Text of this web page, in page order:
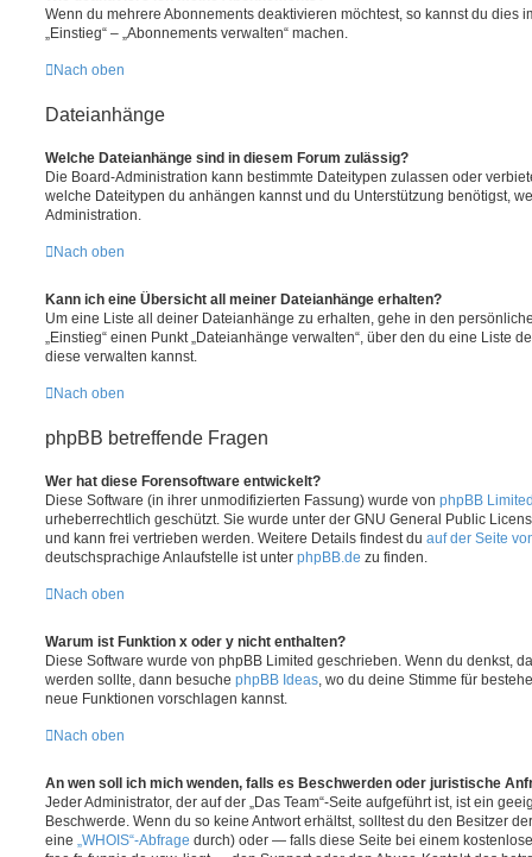
Wenn du mehrere Abonnements deaktivieren möchtest, so kannst du dies
„Einstieg“ – „Abonnements verwalten“ machen.
Nach oben
Dateianhänge
Welche Dateianhänge sind in diesem Forum zulässig?
Die Board-Administration kann bestimmte Dateitypen zulassen oder
welche Dateitypen du anhängen kannst und du Unterstützung benötigst,
Administration.
Nach oben
Kann ich eine Übersicht all meiner Dateianhänge erhalten?
Um eine Liste all deiner Dateianhänge zu erhalten, gehe in den
„Einstieg“ einen Punkt „Dateianhänge verwalten“, über den du eine Liste
diese verwalten kannst.
Nach oben
phpBB betreffende Fragen
Wer hat diese Forensoftware entwickelt?
Diese Software (in ihrer unmodifizierten Fassung) wurde von phpBB
urheberrechtlich geschützt. Sie wurde unter der GNU General Public
und kann frei vertrieben werden. Weitere Details findest du auf der Seite
deutschsprachige Anlaufstelle ist unter phpBB.de zu finden.
Nach oben
Warum ist Funktion x oder y nicht enthalten?
Diese Software wurde von phpBB Limited geschrieben. Wenn du denkst,
werden sollte, dann besuche phpBB Ideas , wo du deine Stimme für
neue Funktionen vorschlagen kannst.
Nach oben
An wen soll ich mich wenden, falls es Beschwerden oder juristische
Jeder Administrator, der auf der „Das Team“-Seite aufgeführt ist, ist ein
Beschwerde. Wenn du so keine Antwort erhältst, solltest du den Besitzer
eine „WHOIS“-Abfrage durch) oder — falls diese Seite bei einem